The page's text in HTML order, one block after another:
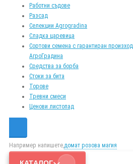
Работни съдове
Разсад
Селекции Agrogradina
Сладка царевица
Сортови семена с гарантиран
АгроГрадина
Средства за борба
Стоки за бита
Торове
Тревни смеси
Ценови листопад
Например напишете,домат розова магия